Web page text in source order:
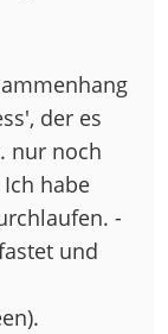
der es
nur noch
habe
-
und